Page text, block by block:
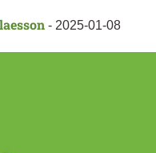
- 2025-01-08